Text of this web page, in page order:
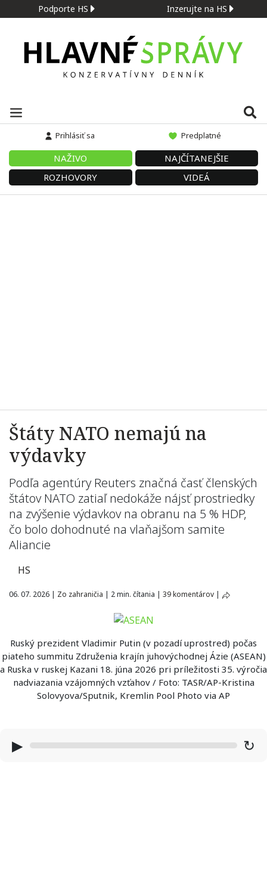
Podporte HS Inzerujte na HS
Prihlásiť sa Predplatné
NAŽIVO
NAJČÍTANEJŠIE
ROZHOVORY
VIDEÁ
Štáty NATO nemajú na
výdavky
Podľa agentúry Reuters značná časť členských
štátov NATO zatiaľ nedokáže nájsť prostriedky
na zvýšenie výdavkov na obranu na 5 % HDP,
čo bolo dohodnuté na vlaňajšom samite
Aliancie
HS
06. 07. 2026 | Zo zahraničia | 2 min. čítania | 39 komentárov |
Ruský prezident Vladimir Putin (v pozadí uprostred) počas
piateho summitu Združenia krajín juhovýchodnej Ázie (ASEAN)
a Ruska v ruskej Kazani 18. júna 2026 pri príležitosti 35. výročia
nadviazania vzájomných vzťahov / Foto: TASR/AP-Kristina
Solovyova/Sputnik, Kremlin Pool Photo via AP
▶ ↻